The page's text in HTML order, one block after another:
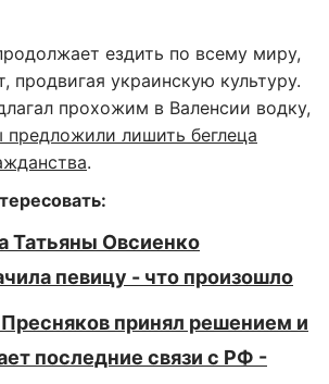
ездить по всему миру,
продвигая украинскую культуру.
прохожим в Валенсии водку,
предложили лишить беглеца
.
Татьяны Овсиенко
певицу - что произошло
принял решением и
последние связи с РФ -